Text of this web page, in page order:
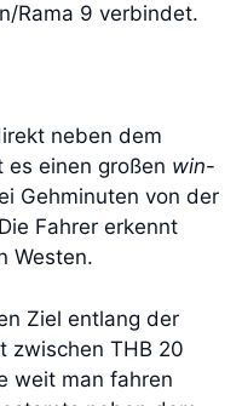
Rama 9 verbindet.
neben dem
es einen großen win-
Gehminuten von der
Fahrer erkennt
Westen.
Ziel entlang der
zwischen THB 20
weit man fahren